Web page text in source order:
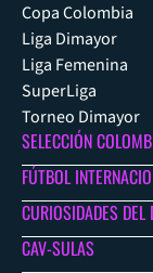
Copa Colombia
Liga Dimayor
Liga Femenina
SuperLiga
Torneo Dimayor
SELECCIÓN
FÚTBOL
CURIOSIDADES DEL
CAV-SULAS